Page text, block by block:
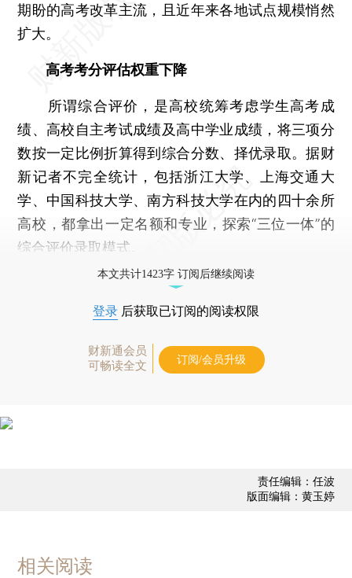
期盼的高考改革主流，且近年来各地试点规模悄然
扩大。
高考考分评估权重下降
所谓综合评价，是高校统筹考虑学生高考成
绩、高校自主考试成绩及高中学业成绩，将三项分
数按一定比例折算得到综合分数、择优录取。据财
新记者不完全统计，包括浙江大学、上海交通大
学、中国科技大学、南方科技大学在内的四十余所
高校，都拿出一定名额和专业，探索“三位一体”的
综合评价录取模式。
本文共计1423字 订阅后继续阅读
登录 后获取已订阅的阅读权限
财新通会员
可畅读全文
订阅/会员升级
责任编辑：任波
版面编辑：黄玉婷
相关阅读